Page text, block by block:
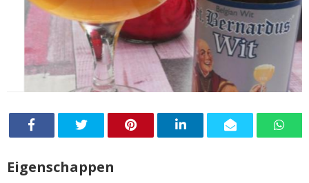
Eigenschappen